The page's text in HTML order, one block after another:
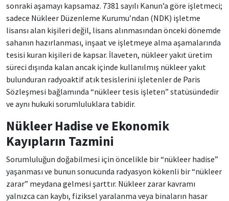
sonraki aşamayı kapsamaz. 7381 sayılı Kanun’a göre işletmeci;
sadece Nükleer Düzenleme Kurumu’ndan (NDK) işletme
lisansı alan kişileri değil, lisans alınmasından önceki dönemde
sahanın hazırlanması, inşaat ve işletmeye alma aşamalarında
tesisi kuran kişileri de kapsar. İlaveten, nükleer yakıt üretim
süreci dışında kalan ancak içinde kullanılmış nükleer yakıt
bulunduran radyoaktif atık tesislerini işletenler de Paris
Sözleşmesi bağlamında “nükleer tesis işleten” statüsündedir
ve aynı hukuki sorumluluklara tabidir.
Nükleer Hadise ve Ekonomik
Kayıpların Tazmini
Sorumluluğun doğabilmesi için öncelikle bir “nükleer hadise”
yaşanması ve bunun sonucunda radyasyon kökenli bir “nükleer
zarar” meydana gelmesi şarttır. Nükleer zarar kavramı
yalnızca can kaybı, fiziksel yaralanma veya binaların hasar